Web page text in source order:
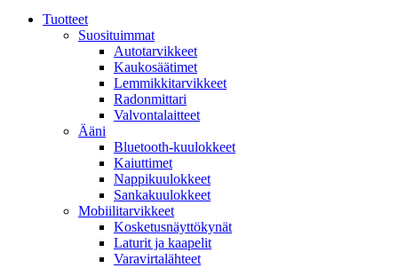
Tuotteet
Suosituimmat
Autotarvikkeet
Kaukosäätimet
Lemmikkitarvikkeet
Radonmittari
Valvontalaitteet
Ääni
Bluetooth-kuulokkeet
Kaiuttimet
Nappikuulokkeet
Sankakuulokkeet
Mobiilitarvikkeet
Kosketusnäyttökynät
Laturit ja kaapelit
Varavirtalähteet